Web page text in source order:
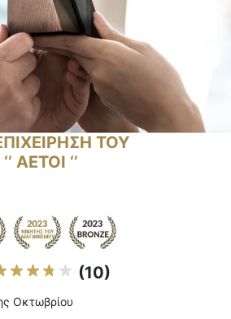
ΤΟΥ
ΑΕΤΟΙ ‘’
(10)
Οκτωβρίου